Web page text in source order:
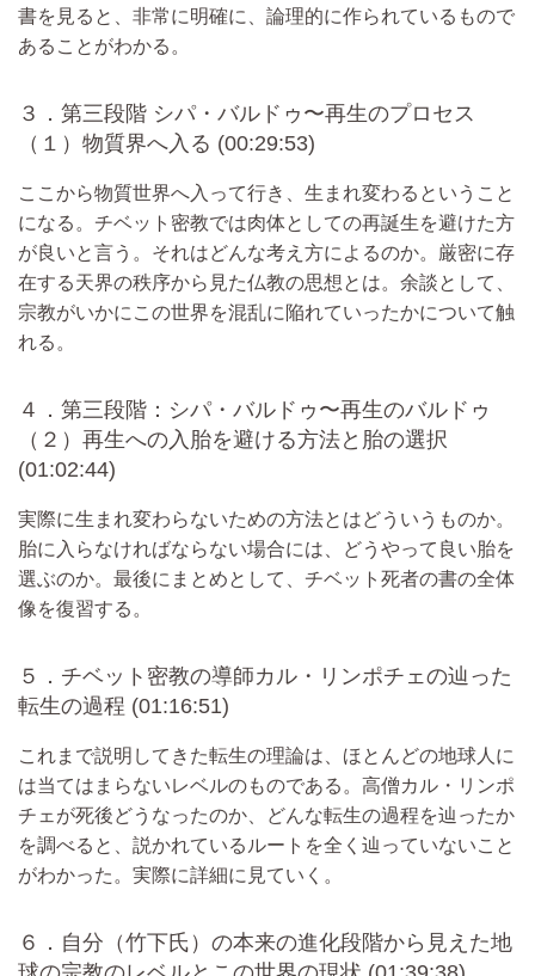
書を見ると、非常に明確に、論理的に作られているもので
あることがわかる。
３．第三段階 シパ・バルドゥ〜再生のプロセス
（１）物質界へ入る (00:29:53)
ここから物質世界へ入って行き、生まれ変わるということ
になる。チベット密教では肉体としての再誕生を避けた方
が良いと言う。それはどんな考え方によるのか。厳密に存
在する天界の秩序から見た仏教の思想とは。余談として、
宗教がいかにこの世界を混乱に陥れていったかについて触
れる。
４．第三段階：シパ・バルドゥ〜再生のバルドゥ
（２）再生への入胎を避ける方法と胎の選択
(01:02:44)
実際に生まれ変わらないための方法とはどういうものか。
胎に入らなければならない場合には、どうやって良い胎を
選ぶのか。最後にまとめとして、チベット死者の書の全体
像を復習する。
５．チベット密教の導師カル・リンポチェの辿った
転生の過程 (01:16:51)
これまで説明してきた転生の理論は、ほとんどの地球人に
は当てはまらないレベルのものである。高僧カル・リンポ
チェが死後どうなったのか、どんな転生の過程を辿ったか
を調べると、説かれているルートを全く辿っていないこと
がわかった。実際に詳細に見ていく。
６．自分（竹下氏）の本来の進化段階から見えた地